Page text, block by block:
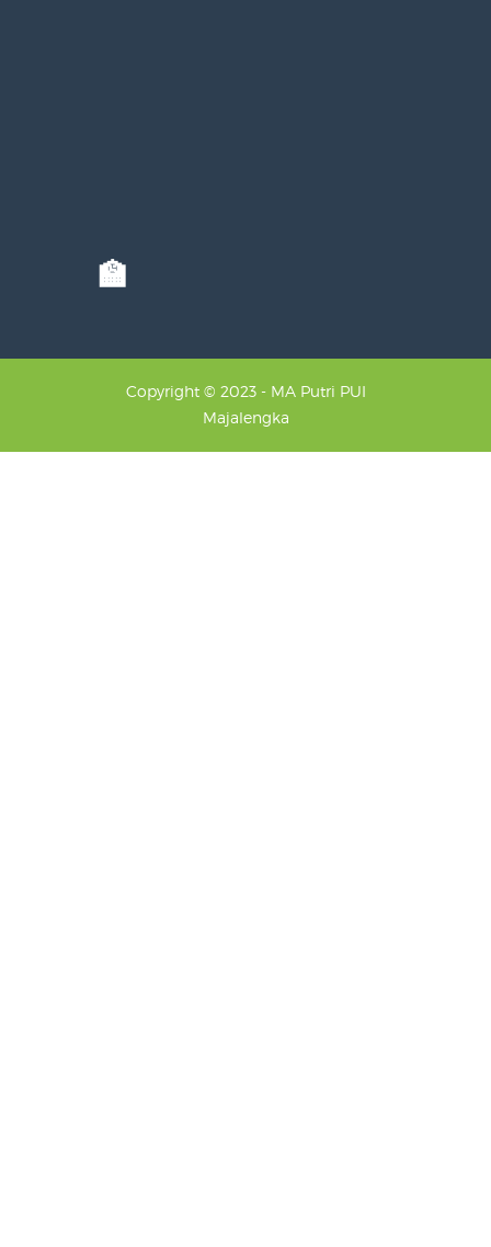
🏫
Copyright © 2023 - MA Putri PUI
Majalengka